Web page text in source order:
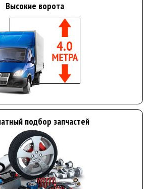
Высокие ворота
подбор запчастей